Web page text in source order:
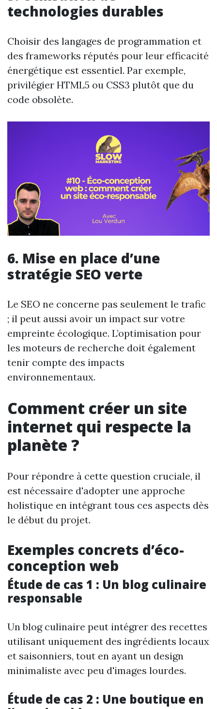
technologies durables
Choisir des langages de programmation et
des frameworks réputés pour leur efficacité
énergétique est essentiel. Par exemple,
privilégier HTML5 ou CSS3 plutôt que du
code obsolète.
6. Mise en place d’une
stratégie SEO verte
Le SEO ne concerne pas seulement le trafic
; il peut aussi avoir un impact sur votre
empreinte écologique. L’optimisation pour
les moteurs de recherche doit également
tenir compte des impacts
environnementaux.
Comment créer un site
internet qui respecte la
planète ?
Pour répondre à cette question cruciale, il
est nécessaire d'adopter une approche
holistique en intégrant tous ces aspects dès
le début du projet.
Exemples concrets d’éco-
conception web
Étude de cas 1 : Un blog culinaire
responsable
Un blog culinaire peut intégrer des recettes
utilisant uniquement des ingrédients locaux
et saisonniers, tout en ayant un design
minimaliste avec peu d'images lourdes.
Étude de cas 2 : Une boutique en